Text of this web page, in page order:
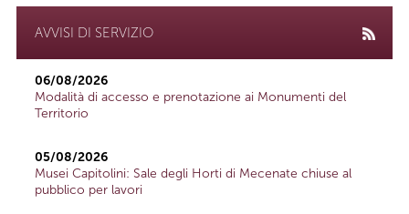
AVVISI DI SERVIZIO
06/08/2026
Modalità di accesso e prenotazione ai Monumenti del
Territorio
05/08/2026
Musei Capitolini: Sale degli Horti di Mecenate chiuse al
pubblico per lavori